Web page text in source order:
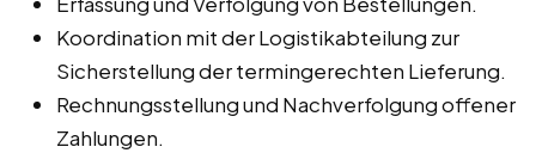
Koordination mit der Logistikabteilung zur
Sicherstellung der termingerechten Lieferung.
Rechnungsstellung und Nachverfolgung offener
Zahlungen.